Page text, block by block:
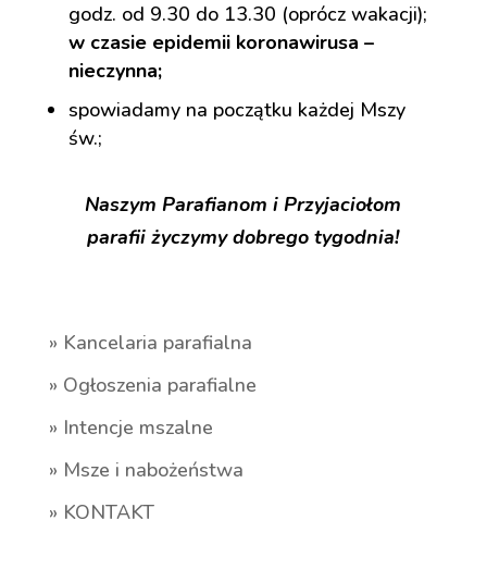
godz. od 9.30 do 13.30 (oprócz wakacji);
w czasie epidemii koronawirusa –
nieczynna;
spowiadamy na początku każdej Mszy
św.;
Naszym Parafianom i Przyjaciołom
parafii życzymy dobrego tygodnia!
» Kancelaria parafialna
» Ogłoszenia parafialne
» Intencje mszalne
» Msze i nabożeństwa
» KONTAKT